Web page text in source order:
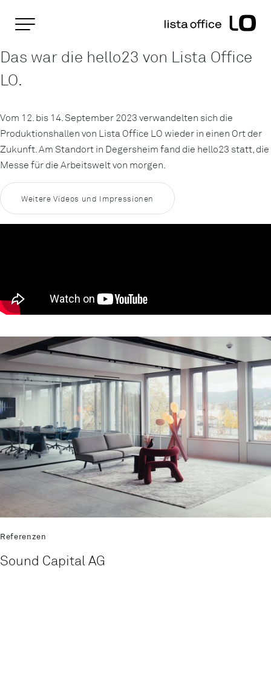
hello23Main Navigation
Metanavigation
Rootline Navigation
Das war die hello23 von Lista Office
LO.
Vom 12. bis 14. September 2023 verwandelten sich die
Produktionshallen von Lista Office LO wieder in einen Ort der
Zukunft. Am Standort in Degersheim fand die hello23 statt, die
Messe für die Arbeitswelt von morgen.
Weitere Videos und Impressionen
Referenzen
Sound Capital AG